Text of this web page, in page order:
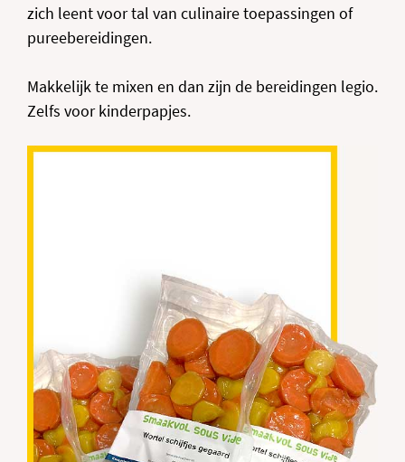
zich leent voor tal van culinaire toepassingen of
pureebereidingen.
Makkelijk te mixen en dan zijn de bereidingen legio.
Zelfs voor kinderpapjes.